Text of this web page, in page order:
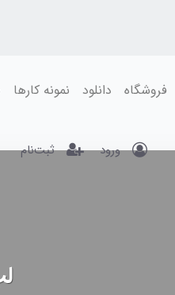
فروشگاه دانلود نمونه کارها
ورود ثبت‌نام